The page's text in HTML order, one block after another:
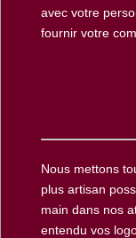
avec votre
fournir votre
Nous mettons
plus artisan
main dans nos
entendu vos